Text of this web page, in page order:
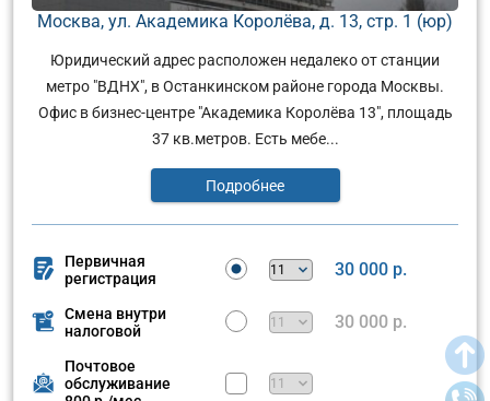
Москва, ул. Академика Королёва, д. 13, стр. 1 (юр)
Юридический адрес расположен недалеко от станции
метро "ВДНХ", в Останкинском районе города Москвы.
Офис в бизнес-центре "Академика Королёва 13", площадь
37 кв.метров. Есть мебе...
Подробнее
Первичная
регистрация
30 000 р.
Смена внутри
налоговой
30 000 р.
Почтовое
обслуживание